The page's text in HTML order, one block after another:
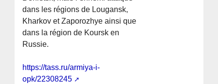
dans les régions de Lougansk,
Kharkov et Zaporozhye ainsi que
dans la région de Koursk en
Russie.
https://tass.ru/armiya-i-
opk/22308245